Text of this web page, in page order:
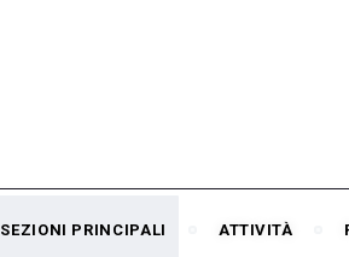
SEZIONI PRINCIPALI ATTIVITÀ